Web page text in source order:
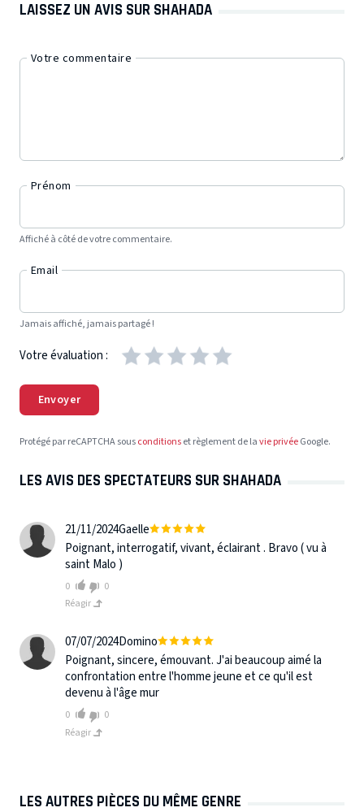
LAISSEZ UN AVIS SUR SHAHADA
Votre commentaire
Prénom
Affiché à côté de votre commentaire.
Email
Jamais affiché, jamais partagé !
Votre évaluation :
Envoyer
Protégé par reCAPTCHA sousconditionset règlement de lavie privéeGoogle.
LES AVIS DES SPECTATEURS SUR SHAHADA
21/11/2024Gaelle
Poignant, interrogatif, vivant, éclairant . Bravo ( vu à
saint Malo )
0
0
Réagir
07/07/2024Domino
Poignant, sincere, émouvant. J'ai beaucoup aimé la
confrontation entre l'homme jeune et ce qu'il est
devenu à l'âge mur
0
0
Réagir
LES AUTRES PIÈCES DU MÊME GENRE